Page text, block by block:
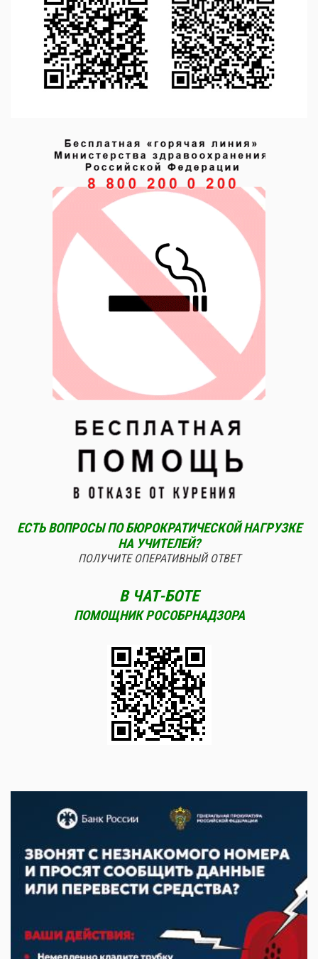
ЕСТЬ ВОПРОСЫ ПО БЮРОКРАТИЧЕСКОЙ НАГРУЗКЕ
НА УЧИТЕЛЕЙ?
ПОЛУЧИТЕ ОПЕРАТИВНЫЙ ОТВЕТ
В ЧАТ-БОТЕ
ПОМОЩНИК РОСОБРНАДЗОРА